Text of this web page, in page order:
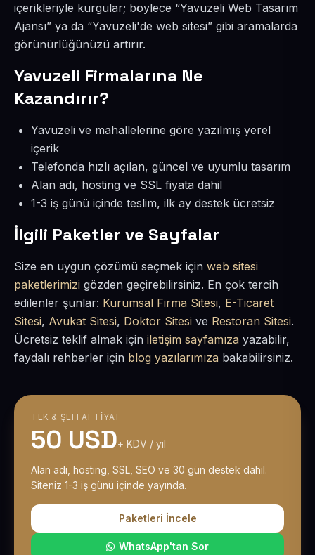
içerikleriyle kurgular; böylece “Yavuzeli Web Tasarım
Ajansı” ya da “Yavuzeli'de web sitesi” gibi aramalarda
görünürlüğünüzü artırır.
Yavuzeli Firmalarına Ne
Kazandırır?
Yavuzeli ve mahallelerine göre yazılmış yerel
içerik
Telefonda hızlı açılan, güncel ve uyumlu tasarım
Alan adı, hosting ve SSL fiyata dahil
1-3 iş günü içinde teslim, ilk ay destek ücretsiz
İlgili Paketler ve Sayfalar
Size en uygun çözümü seçmek için web sitesi
paketlerimizi gözden geçirebilirsiniz. En çok tercih
edilenler şunlar: Kurumsal Firma Sitesi, E-Ticaret
Sitesi, Avukat Sitesi, Doktor Sitesi ve Restoran Sitesi.
Ücretsiz teklif almak için iletişim sayfamıza yazabilir,
faydalı rehberler için blog yazılarımıza bakabilirsiniz.
TEK & ŞEFFAF FIYAT
50 USD+ KDV / yıl
Alan adı, hosting, SSL, SEO ve 30 gün destek dahil.
Siteniz 1-3 iş günü içinde yayında.
Paketleri İncele
WhatsApp'tan Sor